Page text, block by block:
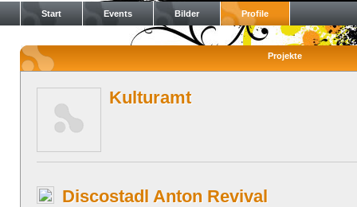
Start Events Bilder Profile
Projekte
Kulturamt
Discostadl Anton Revival